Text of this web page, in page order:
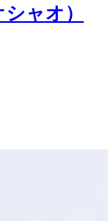
ャオ）